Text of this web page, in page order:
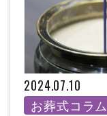
2024.07.10
お葬式コラム